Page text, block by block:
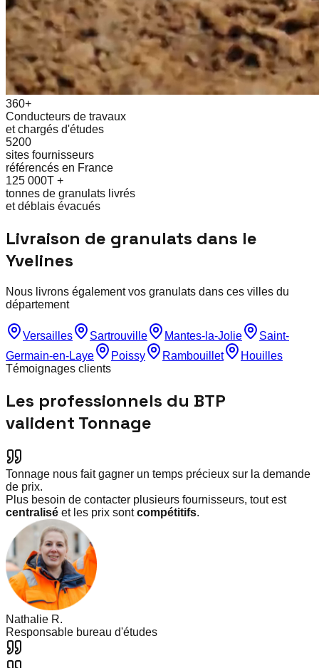
360+
Conducteurs de travaux
et chargés d'études
5200
sites fournisseurs
référencés en France
125 000T +
tonnes de granulats livrés
et déblais évacués
Livraison de granulats dans le
Yvelines
Nous livrons également vos granulats dans ces villes du
département
Versailles Sartrouville Mantes-la-Jolie
Saint-
Germain-en-Laye
Poissy Rambouillet
Houilles
Témoignages clients
Les professionnels du BTP
valident Tonnage
Tonnage nous fait gagner un temps précieux sur la demande
de prix.
Plus besoin de contacter plusieurs fournisseurs, tout est
centralisé et les prix sontcompétitifs.
Nathalie R.
Responsable bureau d'études